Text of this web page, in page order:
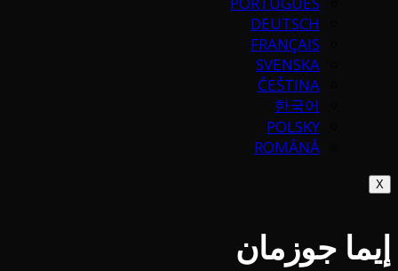
DEUTSCH
FRANÇAIS
SVENSKA
ČEŠTINA
한국어
POLSKY
ROMÂNĂ
X
إيما جوزمان